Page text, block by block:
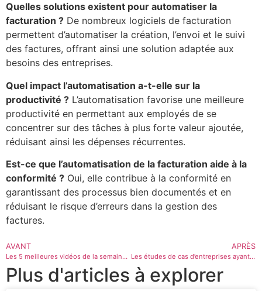
Quelles solutions existent pour automatiser la
facturation ? De nombreux logiciels de facturation
permettent d’automatiser la création, l’envoi et le suivi
des factures, offrant ainsi une solution adaptée aux
besoins des entreprises.
Quel impact l’automatisation a-t-elle sur la
productivité ? L’automatisation favorise une meilleure
productivité en permettant aux employés de se
concentrer sur des tâches à plus forte valeur ajoutée,
réduisant ainsi les dépenses récurrentes.
Est-ce que l’automatisation de la facturation aide à la
conformité ? Oui, elle contribue à la conformité en
garantissant des processus bien documentés et en
réduisant le risque d’erreurs dans la gestion des
factures.
AVANT
Les 5 meilleures vidéos de la semaine : Découvrez les dernières innovations présentées au Formnext 2022 !
APRÈS
Les études de cas d’entreprises ayant réussi leur automatisation
Plus d'articles à explorer